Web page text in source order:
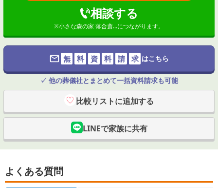
相談する
※小さな森の家 落合斎...につながります。
無 料 資 料 請 求 はこちら
✓ 他の葬儀社とまとめて一括資料請求も可能
比較リストに追加する
LINEで家族に共有
よくある質問